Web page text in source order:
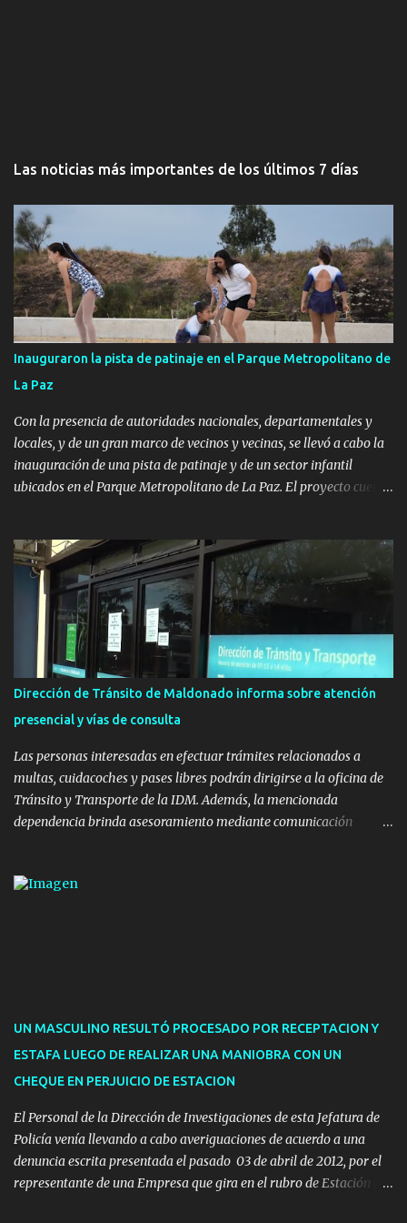
Las noticias más importantes de los últimos 7 días
Inauguraron la pista de patinaje en el Parque Metropolitano de
La Paz
Con la presencia de autoridades nacionales, departamentales y
locales, y de un gran marco de vecinos y vecinas, se llevó a cabo la
inauguración de una pista de patinaje y de un sector infantil
ubicados en el Parque Metropolitano de La Paz. El proyecto cuenta
Pública de OPP, así como aportes del Gobierno de Canelones y del
Ministerio de Transporte y Obras Públicas. La nueva
infraestructura deportiva consiste en una plataforma de 35 m por
20 m con banco de hormigón sobre sus laterales. Su destino será
polifuncional, permitiendo la práctica de patín, hockey, gimnasia y
la realización de eventos culturales. Próximo a la pista, se
instalaron juegos infantiles y equipamiento urbano (bancos de
nuevos pavimentos e iluminación. La totalidad de estas obras
implicaron una inversión estimada ...
Dirección de Tránsito de Maldonado informa sobre atención
presencial y vías de consulta
Las personas interesadas en efectuar trámites relacionados a
multas, cuidacoches y pases libres podrán dirigirse a la oficina de
Tránsito y Transporte de la IDM. Además, la mencionada
dependencia brinda asesoramiento mediante comunicación
presencial comprende los siguientes trámites: Multas: devolución
1921(interno 1456). Cuidacoches: consultas a
1921(interno 1246). Transporte: consultas generales relacionadas a
Uber y Taxi, a través de transporte@maldonado.gub.uy, t...
UN MASCULINO RESULTÓ PROCESADO POR RECEPTACION Y
ESTAFA LUEGO DE REALIZAR UNA MANIOBRA CON UN
CHEQUE EN PERJUICIO DE ESTACION
El Personal de la Dirección de Investigaciones de esta Jefatura de
Policía venía llevando a cabo averiguaciones de acuerdo a una
denuncia escrita presentada el pasado 03 de abril de 2012, por el
representante de una Empresa que gira en el rubro de Estación de